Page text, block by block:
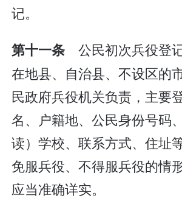
记。
第十一条公民初次兵役登
在地县、自治县、不设区的
民政府兵役机关负责，主要
名、户籍地、公民身份号码
读）学校、联系方式、住址
免服兵役、不得服兵役的情
应当准确详实。